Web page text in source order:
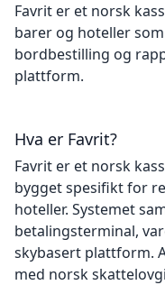
Favrit er et norsk
barer og hoteller
bordbestilling og
plattform.
Hva er Favrit?
Favrit er et norsk
bygget spesifikt for
hoteller. Systemet
betalingsterminal,
skybasert plattform.
med norsk